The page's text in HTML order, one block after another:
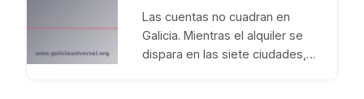
Las cuentas no cuadran en
Galicia. Mientras el alquiler se
dispara en las siete ciudades,…